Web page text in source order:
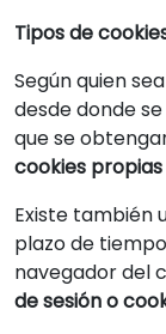
Tipos de
Según quien
desde donde
que se
cookies
Existe también
plazo de
navegador del
de sesión o